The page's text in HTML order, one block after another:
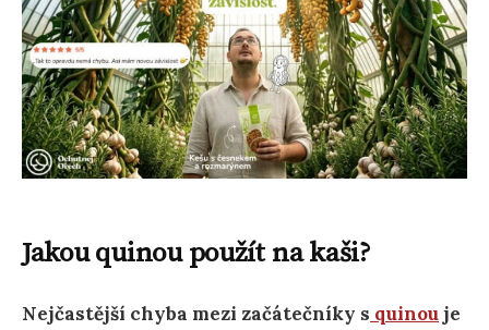
Jakou quinou použít na kaši?
Nejčastější chyba mezi začátečníky s quinouje